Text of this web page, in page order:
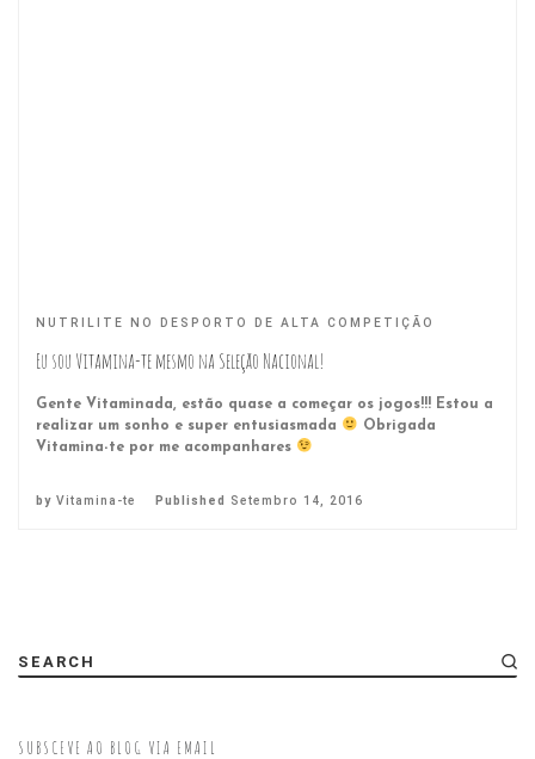
NUTRILITE NO DESPORTO DE ALTA COMPETIÇÃO
Eu sou Vitamina-te mesmo na Seleção Nacional!
Gente Vitaminada, estão quase a começar os jogos!!! Estou a
realizar um sonho e super entusiasmada
Obrigada
Vitamina-te por me acompanhares
by Vitamina-te Published Setembro 14, 2016
SEARCH
SUBSCEVE AO BLOG VIA EMAIL